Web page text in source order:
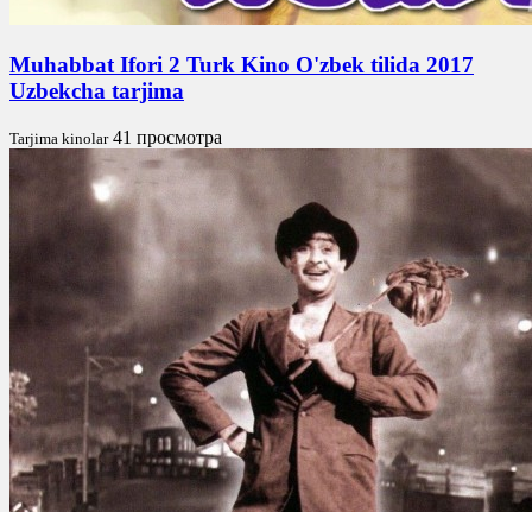
Muhabbat Ifori 2 Turk Kino O'zbek tilida 2017
Uzbekcha tarjima
Tarjima kinolar 41 просмотра